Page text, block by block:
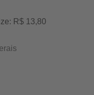
R$ 13,80